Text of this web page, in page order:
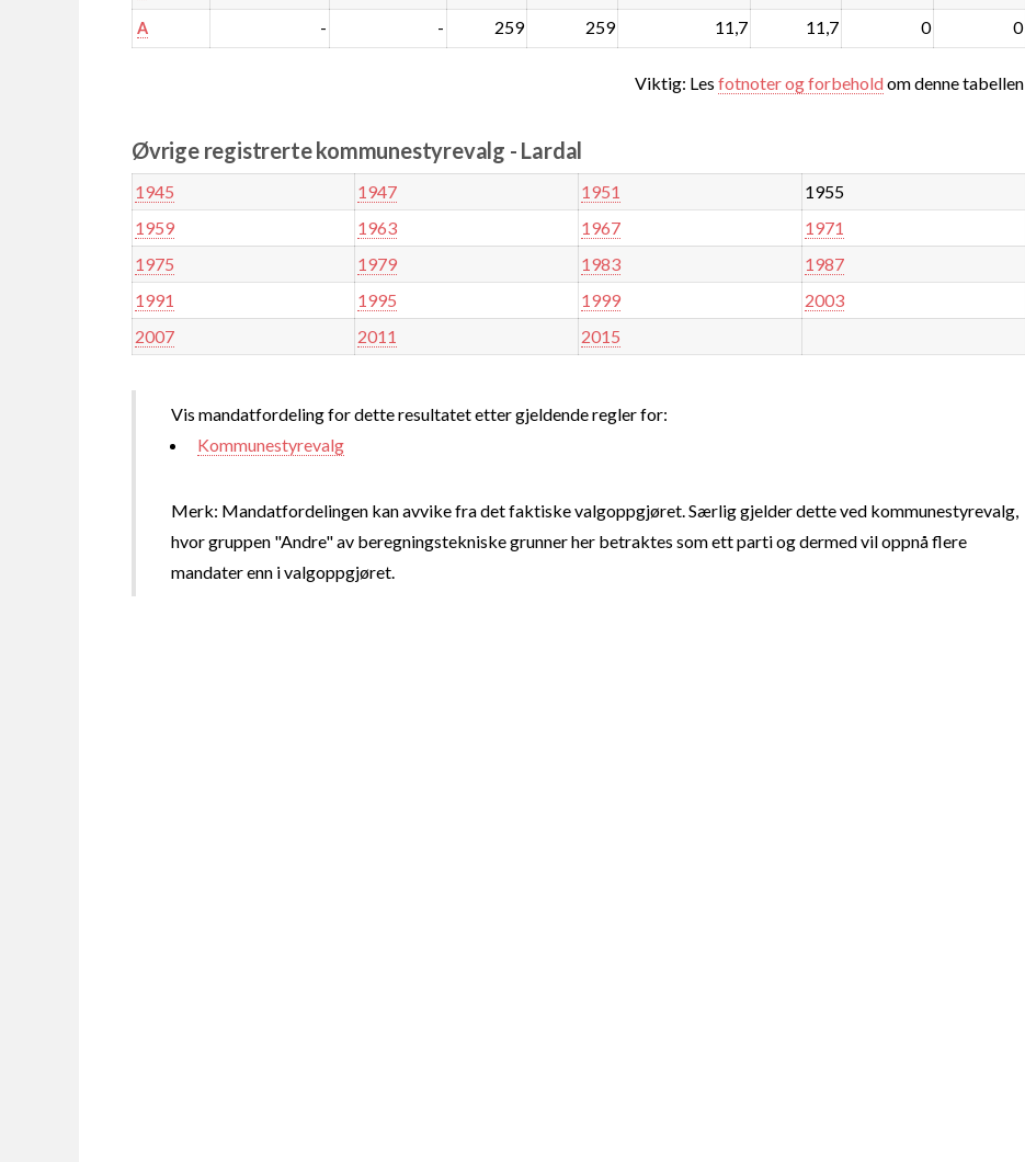
A - - 259 259 11,7 11,7 0 0
Viktig: Les fotnoter og forbeholdom denne tabellen
Øvrige registrerte kommunestyrevalg - Lardal
1945 1947 1951
1955
1959
1963 1967
1971
1975
1979 1983
1987
1991
1995 1999
2003
2007
2011 2015
Vis mandatfordeling for dette resultatet etter gjeldende regler for:
Kommunestyrevalg
Merk: Mandatfordelingen kan avvike fra det faktiske valgoppgjøret. Særlig gjelder dette ved kommunestyrevalg,
hvor gruppen "Andre" av beregningstekniske grunner her betraktes som ett parti og dermed vil oppnå flere
mandater enn i valgoppgjøret.